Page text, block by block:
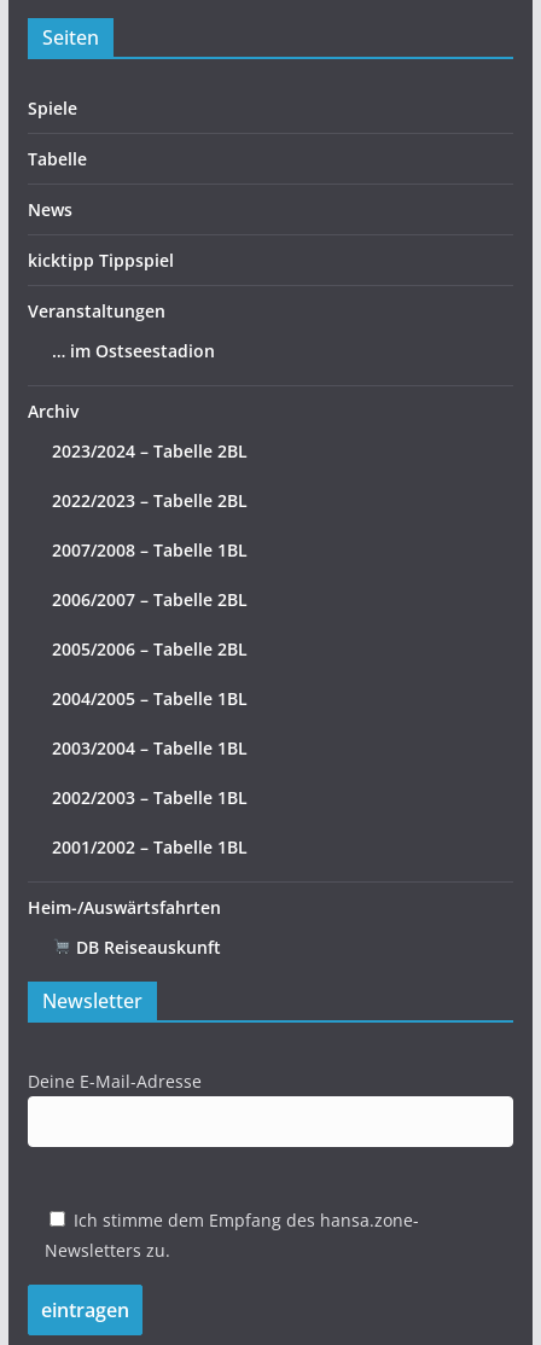
Seiten
Spiele
Tabelle
News
kicktipp Tippspiel
Veranstaltungen
… im Ostseestadion
Archiv
2023/2024 – Tabelle 2BL
2022/2023 – Tabelle 2BL
2007/2008 – Tabelle 1BL
2006/2007 – Tabelle 2BL
2005/2006 – Tabelle 2BL
2004/2005 – Tabelle 1BL
2003/2004 – Tabelle 1BL
2002/2003 – Tabelle 1BL
2001/2002 – Tabelle 1BL
Heim-/Auswärtsfahrten
DB Reiseauskunft
Newsletter
Deine E-Mail-Adresse
Ich stimme dem Empfang des hansa.zone-
Newsletters zu.